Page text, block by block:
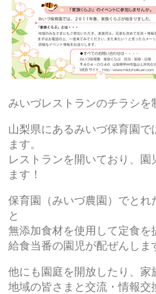
みいづレストランのチラシを
山梨県にあるみいづ保育園
ます。
レストランを開いており、
ます！
保育園（みいづ農園）でと
と
無添加食材を使用して定食を
給食当番の園児が配ぜんしま
他にも園庭を開放したり、家
地域の皆さまと交流・情報交